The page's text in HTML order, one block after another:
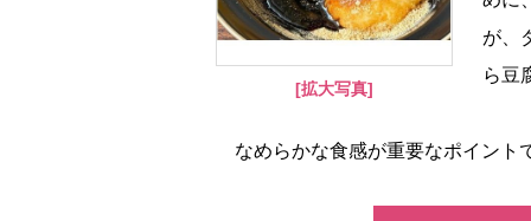
[拡大写真]
が、
ら豆
なめらかな食感が重要なポイント